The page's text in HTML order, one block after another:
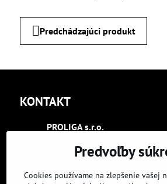
Predchádzajúci produkt
KONTAKT
PROLIGA s​.r​.o​.
Kasárenská 2404
+421 948 070 393
Predvoľby
Cookies používame na zlepšenie vašej